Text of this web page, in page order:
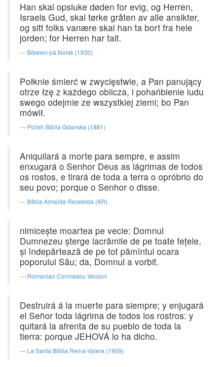
Han skal opsluke døden for evig, og Herren,
Israels Gud, skal tørke gråten av alle ansikter,
og sitt folks vanære skal han ta bort fra hele
jorden; for Herren har talt.
Bibelen på Norsk (1930)
Połknie śmierć w zwycięstwie, a Pan panujący
otrze łzę z każdego oblicza, i pohańbienie ludu
swego odejmie ze wszystkiej ziemi; bo Pan
mówił.
Polish Biblia Gdanska (1881)
Aniquilará a morte para sempre, e assim
enxugará o Senhor Deus as lágrimas de todos
os rostos, e tirará de toda a terra o opróbrio do
seu povo; porque o Senhor o disse.
Bíblia Almeida Recebida (AR)
nimiceşte moartea pe vecie: Domnul
Dumnezeu şterge lacrămile de pe toate feţele,
şi îndepărtează de pe tot pămîntul ocara
poporului Său; da, Domnul a vorbit.
Romanian Cornilescu Version
Destruirá á la muerte para siempre; y enjugará
el Señor toda lágrima de todos los rostros: y
quitará la afrenta de su pueblo de toda la
tierra: porque JEHOVÁ lo ha dicho.
La Santa Biblia Reina-Valera (1909)